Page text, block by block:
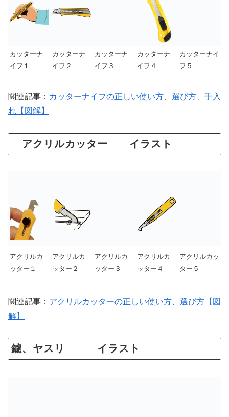
カッターナ
イフ１
カッターナ
イフ２
カッターナ
イフ３
カッターナ
イフ４
カッターナイ
フ５
関連記事： カッターナイフの正しい使い方、選び方、手入
れ【図解】
アクリルカッター イラスト
アクリルカ
ッター１
アクリルカ
ッター２
アクリルカ
ッター３
アクリルカ
ッター４
アクリルカッ
ター５
関連記事： アクリルカッターの正しい使い方、選び方【図
解】
鑢、ヤスリ イラスト